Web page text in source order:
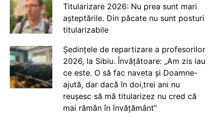
Titularizare 2026: Nu prea sunt mari
așteptările. Din păcate nu sunt posturi
titularizabile
Ședințele de repartizare a profesorilor
2026, la Sibiu. Învățătoare: „Am zis iau
ce este. O să fac naveta și Doamne-
ajută, dar dacă în doi,trei ani nu
reușesc să mă titularizez nu cred că
mai rămân în învățământ”